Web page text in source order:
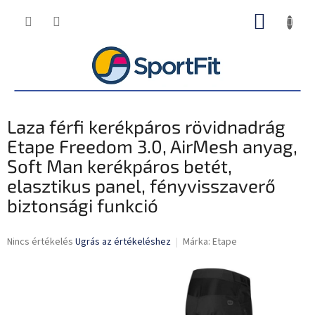
KOSÁR
Laza férfi kerékpáros rövidnadrág
Etape Freedom 3.0, AirMesh anyag,
Soft Man kerékpáros betét,
elasztikus panel, fényvisszaverő
biztonsági funkció
A
Nincs értékelés Ugrás az értékeléshez Márka: Etape